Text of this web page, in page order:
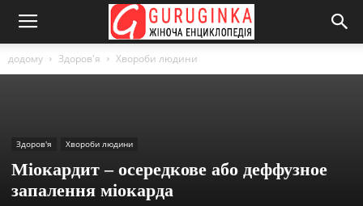
додому Здоров'я Хвороби людини
Здоров'я Хвороби людини
Міокардит – осередкове або деффузное
запалення міокарда